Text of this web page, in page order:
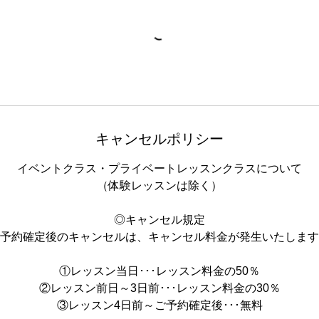
キャンセルポリシー
イベントクラス・プライベートレッスンクラスについて
（体験レッスンは除く）
◎キャンセル規定
約確定後のキャンセルは、キャンセル料金が発生いたしま
①レッスン当日･･･レッスン料金の50％
②レッスン前日～3日前･･･レッスン料金の30％
③レッスン4日前～ご予約確定後･･･無料